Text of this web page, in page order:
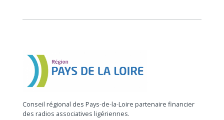
Conseil régional des Pays-de-la-Loire partenaire financier
des radios associatives ligériennes.